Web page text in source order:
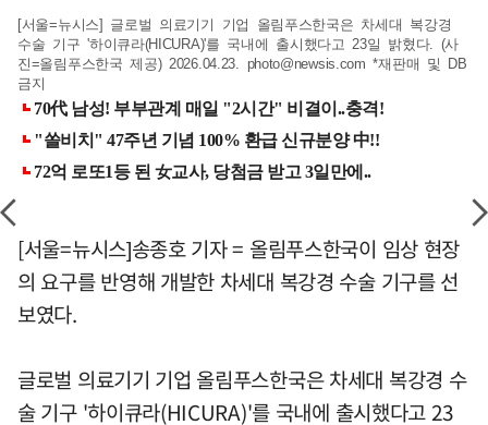
[서울=뉴시스] 글로벌 의료기기 기업 올림푸스한국은 차세대 복강경
수술 기구 '하이큐라(HICURA)'를 국내에 출시했다고 23일 밝혔다. (사
진=올림푸스한국 제공) 2026.04.23. photo@newsis.com *재판매 및 DB
금지
[서울=뉴시스]송종호 기자 = 올림푸스한국이 임상 현장
의 요구를 반영해 개발한 차세대 복강경 수술 기구를 선
보였다.
글로벌 의료기기 기업 올림푸스한국은 차세대 복강경 수
술 기구 '하이큐라(HICURA)'를 국내에 출시했다고 23